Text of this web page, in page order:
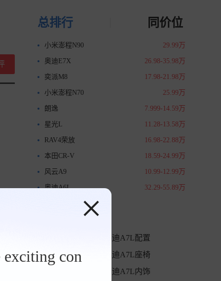
con
总排行 同价位
小米澎程N90 29.99万
奥迪E7X 26.98-35.98万
奕派M8 17.98-21.98万
小米澎程N70 25.99万
朗逸 7.999-14.59万
星光L 11.28-13.58万
RAV4荣放 16.98-22.88万
本田CR-V 18.59-24.99万
风云A9 10.99-12.99万
奥迪A6L 32.29-55.89万
奥迪A7L配置
奥迪A7L车身
奥迪A7L座椅
奥迪A7L内饰